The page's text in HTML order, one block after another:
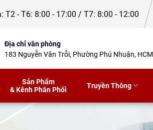
T2 - T6: 8:00 - 17:00 / T7: 8:00 - 12:00
Sản Phẩm
& Kênh Phân Phối
Truyền Thông
Địa chỉ văn phòng
183 Nguyễn Văn Trỗi, Phường Phú Nhuận, HCM